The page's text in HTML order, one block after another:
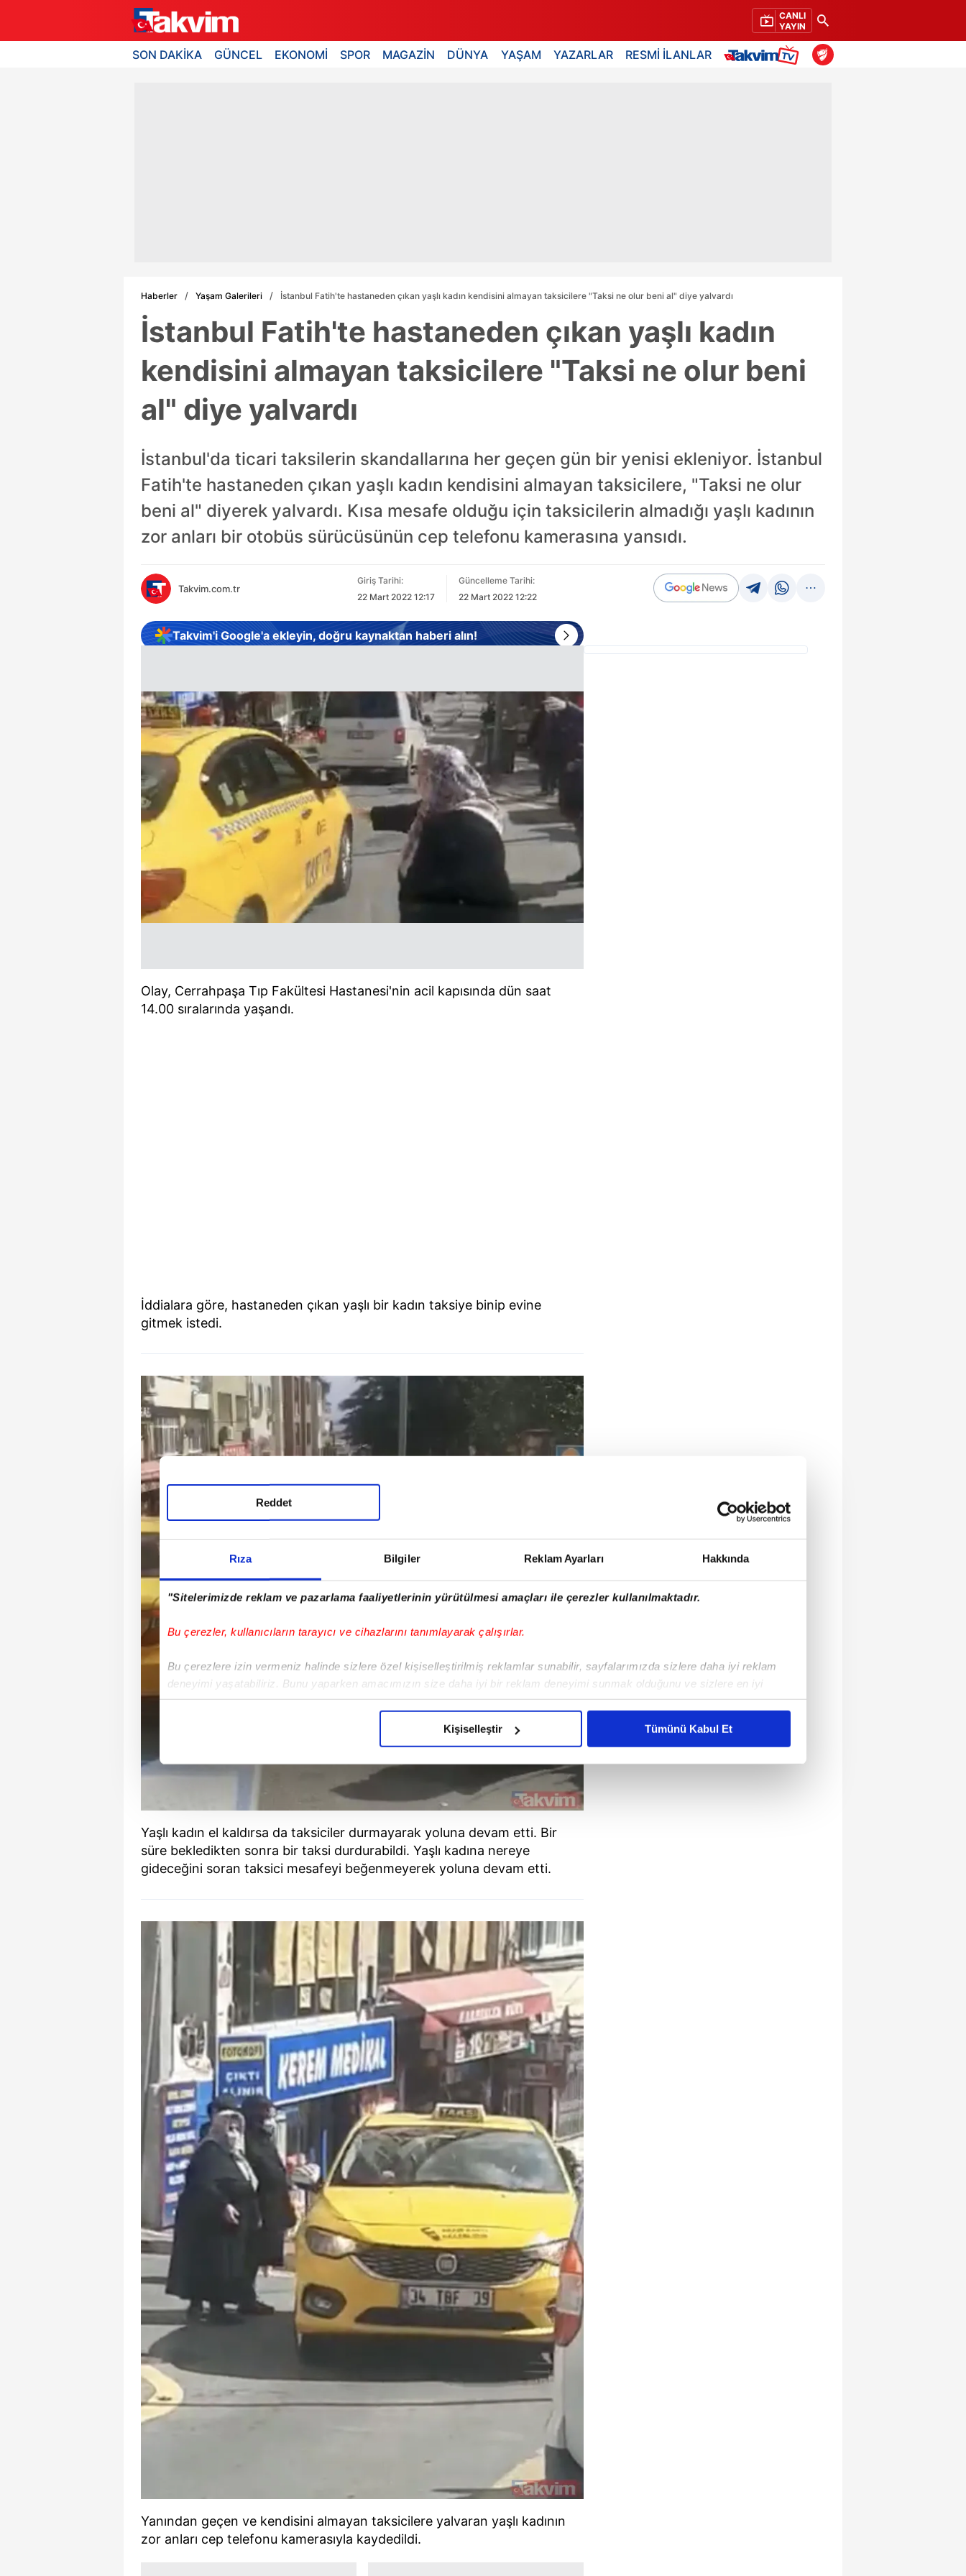
Rıza Bilgiler Reklam Ayarları Hakkında
"Sitelerimizde reklam ve pazarlama faaliyetlerinin yürütülmesi amaçları ile çerezler kullanılmaktadır.
Bu çerezler, kullanıcıların tarayıcı ve cihazlarını tanımlayarak çalışırlar.
Bu çerezlere izin vermeniz halinde sizlere özel kişiselleştirilmiş reklamlar sunabilir, sayfalarımızda sizlere daha iyi reklam
deneyimi yaşatabiliriz. Bunu yaparken amacımızın size daha iyi bir reklam deneyimi sunmak olduğunu ve sizlere en iyi
içerikleri sunabilmek adına elimizden gelen çabayı gösterdiğimizi ve bu noktada, reklamların maliyetlerimizi karşılamak
Sizlere daha iyi bir hizmet sunabilmek için İnternet Sitemizde kendimize ve üçüncü kişilere ait çerezler kullanılmaktadır. Bu
çerezler vasıtasıyla çeşitli kişisel verileriniz işlenmekte olup gerekli olan çerezler bilgi toplumu hizmetlerinin sunulması
reklam/pazarlama faaliyetlerinin yapılması, amaçlarıyla sınırlı olarak açık rızanız dahilinde kullanılacaktır.
Çerezlere ilişkin tercihlerinizi aşağıda yer alan panel vasıtasıyla belirleyebilirsiniz. Çerezlere ilişkin detaylı bilgi için Ayarlar
6698 sayılı Kişisel Verilerin Korunması Kanunu uyarınca hazırlanmış Aydınlatma Metnimizi okumak ve sitemizde ilgili
mevzuata uygun olarak kullanılan çerezlerle ilgili bilgi almak için lütfen tıklayınız .
Reddet
Kişiselleştir Tümünü Kabul Et
CANLI
YAYIN
SON DAKİKA GÜNCEL EKONOMİ SPOR MAGAZİN DÜNYA YAŞAM YAZARLAR RESMİ İLANLAR
Haberler Yaşam Galerileri İstanbul Fatih'te hastaneden çıkan yaşlı kadın kendisini almayan taksicilere "Taksi ne olur beni al" diye yalvardı
İstanbul Fatih'te hastaneden çıkan yaşlı kadın
kendisini almayan taksicilere "Taksi ne olur beni
al" diye yalvardı
İstanbul'da ticari taksilerin skandallarına her geçen gün bir yenisi ekleniyor. İstanbul
Fatih'te hastaneden çıkan yaşlı kadın kendisini almayan taksicilere, "Taksi ne olur
beni al" diyerek yalvardı. Kısa mesafe olduğu için taksicilerin almadığı yaşlı kadının
zor anları bir otobüs sürücüsünün cep telefonu kamerasına yansıdı.
Takvim.com.tr
Giriş Tarihi:
22 Mart 2022 12:17
Güncelleme Tarihi:
22 Mart 2022 12:22
Takvim'i Google'a ekleyin, doğru kaynaktan haberi alın!
Olay, Cerrahpaşa Tıp Fakültesi Hastanesi'nin acil kapısında dün saat
14.00 sıralarında yaşandı.
İddialara göre, hastaneden çıkan yaşlı bir kadın taksiye binip evine
gitmek istedi.
Yaşlı kadın el kaldırsa da taksiciler durmayarak yoluna devam etti. Bir
süre bekledikten sonra bir taksi durdurabildi. Yaşlı kadına nereye
gideceğini soran taksici mesafeyi beğenmeyerek yoluna devam etti.
Yanından geçen ve kendisini almayan taksicilere yalvaran yaşlı kadının
zor anları cep telefonu kamerasıyla kaydedildi.